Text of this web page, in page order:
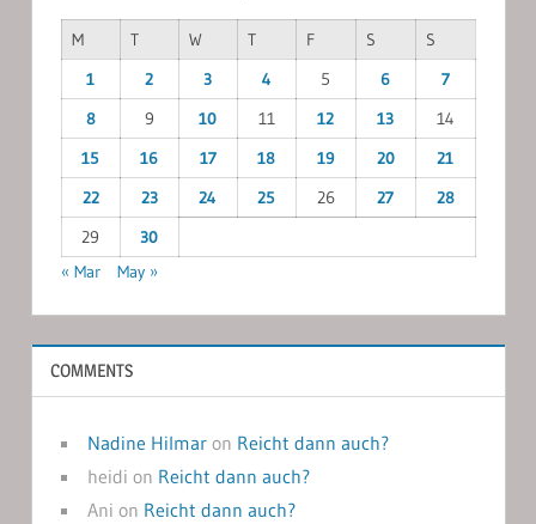
M T W T F S
S
1
2 3 4 5 6
7
8
9 10 11 12 13
14
15
16 17 18 19 20
21
22
23 24 25 26 27
28
29
30
« Mar
May »
COMMENTS
Nadine Hilmaron Reicht dann auch?
heidi on Reicht dann auch?
Ani on Reicht dann auch?